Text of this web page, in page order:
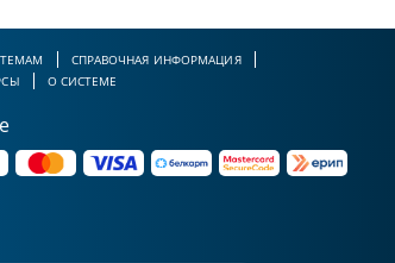
СПРАВОЧНАЯ ИНФОРМАЦИЯ
О СИСТЕМЕ